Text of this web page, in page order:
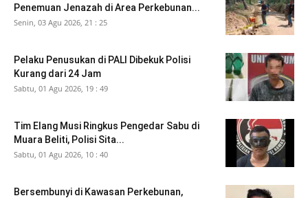
Penemuan Jenazah di Area Perkebunan...
Senin, 03 Agu 2026, 21 : 25
Pelaku Penusukan di PALI Dibekuk Polisi
Kurang dari 24 Jam
Sabtu, 01 Agu 2026, 19 : 49
Tim Elang Musi Ringkus Pengedar Sabu di
Muara Beliti, Polisi Sita...
Sabtu, 01 Agu 2026, 10 : 40
Bersembunyi di Kawasan Perkebunan,